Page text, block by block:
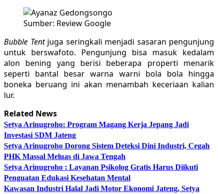
Sumber: Review Google
Bubble Tentjuga seringkali menjadi sasaran pengunjung
untuk berswafoto. Pengunjung bisa masuk kedalam
alon bening yang berisi beberapa properti menarik
seperti bantal besar warna warni bola bola hingga
boneka beruang ini akan menambah keceriaan kalian
lur.
Related News
Setya Arinugroho: Program Magang Kerja Jepang Jadi
Investasi SDM Jateng
Setya Arinugroho Dorong Sistem Deteksi Dini Industri, Cegah
PHK Massal Meluas di Jawa Tengah
Setya Arinugroho : Layanan Psikolog Gratis Harus Diikuti
Penguatan Edukasi Kesehatan Mental
Kawasan Industri Halal Jadi Motor Ekonomi Jateng, Setya